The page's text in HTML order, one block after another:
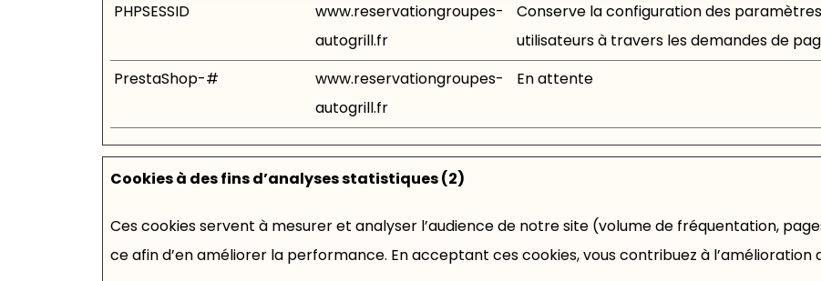
PHPSESSID
www.reservationgroupes-
autogrill.fr
Conserve la configuration des
utilisateurs à travers les demandes de
PrestaShop-#
www.reservationgroupes-
autogrill.fr
En attente
Cookies à des fins d’analyses statistiques (2)
Ces cookies servent à mesurer et analyser l’audience de notre site (volume de fréquentation,
ce afin d’en améliorer la performance. En acceptant ces cookies, vous contribuez à l’amélioration